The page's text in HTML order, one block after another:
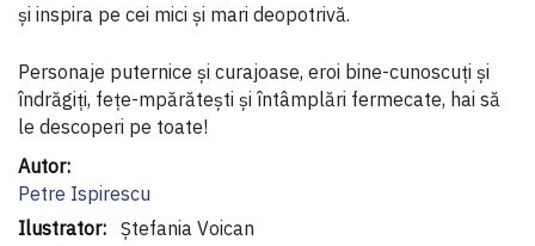
și inspira pe cei mici și mari deopotrivă.
Personaje puternice și curajoase, eroi bine-cunoscuți și
îndrăgiți, fețe-mpărătești și întâmplări fermecate, hai să
le descoperi pe toate!
Informaţii
suplimentare
Petre Ispirescu
Ștefania Voican